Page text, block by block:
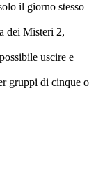
il giorno stesso
dei Misteri 2,
uscire e
gruppi di cinque o